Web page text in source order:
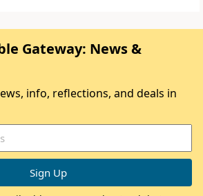
Gateway: News &
info, reflections, and deals in